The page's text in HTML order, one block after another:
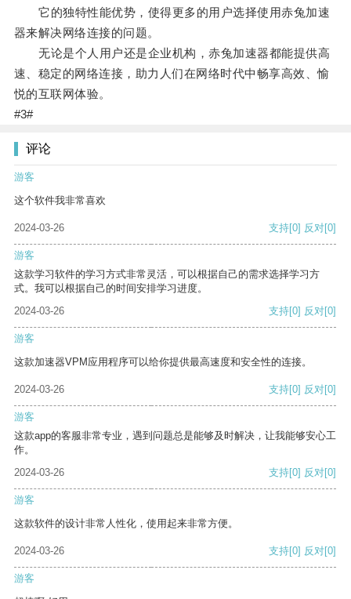
它的独特性能优势，使得更多的用户选择使用赤兔加速
器来解决网络连接的问题。
无论是个人用户还是企业机构，赤兔加速器都能提供高
速、稳定的网络连接，助力人们在网络时代中畅享高效、愉
悦的互联网体验。
#3#
评论
游客
这个软件我非常喜欢
2024-03-26 支持[0] 反对[0]
游客
这款学习软件的学习方式非常灵活，可以根据自己的需求选择学习方
式。我可以根据自己的时间安排学习进度。
2024-03-26
支持[0] 反对[0]
游客
这款加速器VPM应用程序可以给你提供最高速度和安全性的连接。
2024-03-26 支持[0] 反对[0]
游客
这款app的客服非常专业，遇到问题总是能够及时解决，让我能够安心工
作。
2024-03-26
支持[0] 反对[0]
游客
这款软件的设计非常人性化，使用起来非常方便。
2024-03-26 支持[0] 反对[0]
游客